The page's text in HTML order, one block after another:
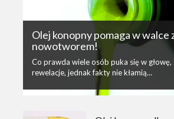
Olej konopny pomaga w walce
nowotworem!
Co prawda wiele osób puka się w głowę,
rewelacje, jednak fakty nie kłamią...